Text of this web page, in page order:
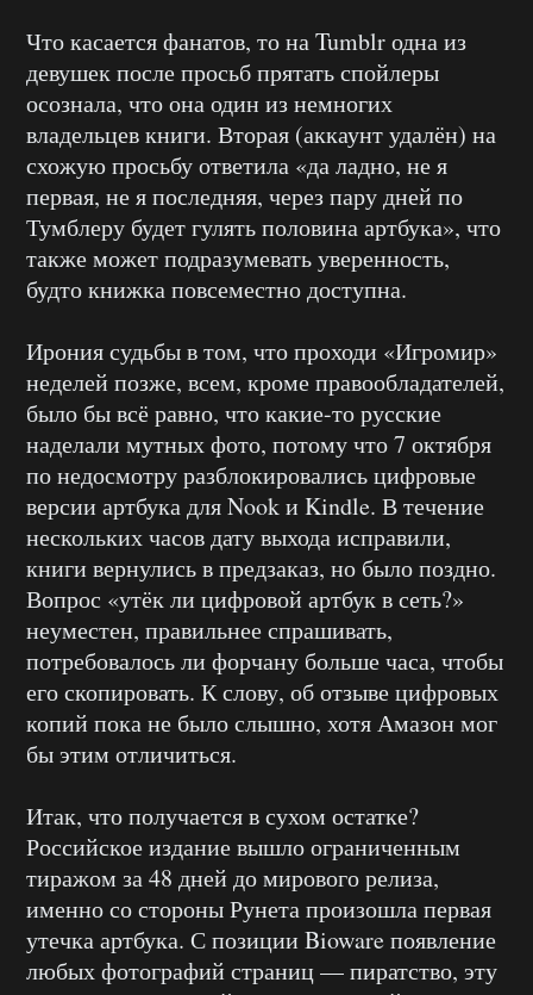
Что касается фанатов, то на Tumblr одна из
девушек после просьб прятать спойлеры
осознала, что она один из немногих
владельцев книги. Вторая (аккаунт удалён) на
схожую просьбу ответила «да ладно, не я
первая, не я последняя, через пару дней по
Тумблеру будет гулять половина артбука», что
также может подразумевать уверенность,
будто книжка повсеместно доступна.
Ирония судьбы в том, что проходи «Игромир»
неделей позже, всем, кроме правообладателей,
было бы всё равно, что какие-то русские
наделали мутных фото, потому что 7 октября
по недосмотру разблокировались цифровые
версии артбука для Nook и Kindle. В течение
нескольких часов дату выхода исправили,
книги вернулись в предзаказ, но было поздно.
Вопрос «утёк ли цифровой артбук в сеть?»
неуместен, правильнее спрашивать,
потребовалось ли форчану больше часа, чтобы
его скопировать. К слову, об отзыве цифровых
копий пока не было слышно, хотя Амазон мог
бы этим отличиться.
Итак, что получается в сухом остатке?
Российское издание вышло ограниченным
тиражом за 48 дней до мирового релиза,
именно со стороны Рунета произошла первая
утечка артбука. С позиции Bioware появление
любых фотографий страниц — пиратство, эту